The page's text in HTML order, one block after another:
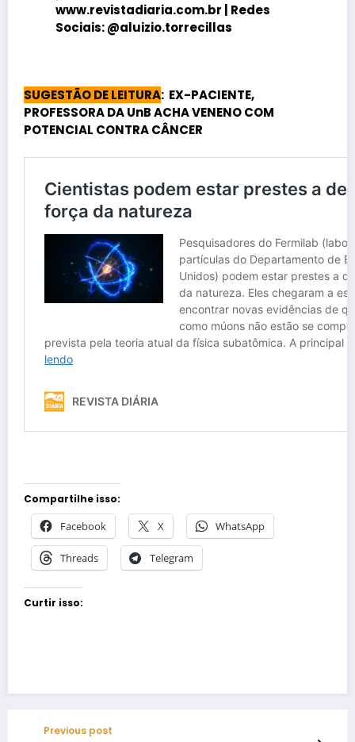
www.revistadiaria.com.br | Redes
Sociais:@aluizio.torrecillas
SUGESTÃO DE LEITURA: EX-PACIENTE,
PROFESSORA DA UnB ACHA VENENO COM
POTENCIAL CONTRA CÂNCER
Compartilhe isso:
Facebook X WhatsApp
Threads Telegram
Curtir isso:
Previous post